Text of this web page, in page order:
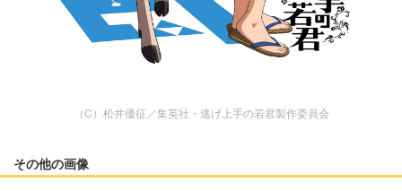
（C）松井優征／集英社・逃げ上手の若君製作委員会
その他の画像